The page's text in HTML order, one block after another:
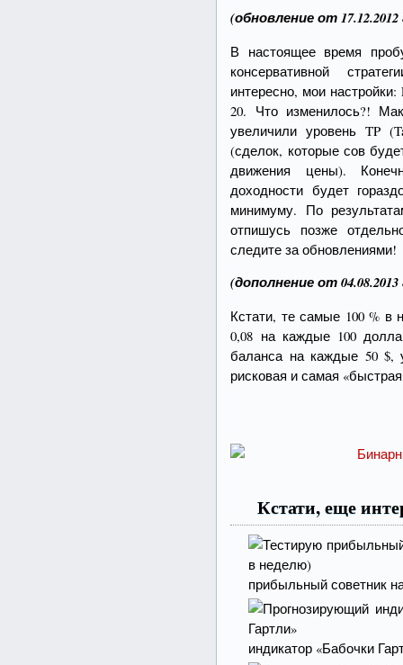
(обновление от
В настоящее время
консервативной
интересно, мои
20. Что изменилось?!
увеличили уровень TP
(сделок, которые сов
движения цены).
доходности будет
минимуму. По
отпишусь позже
следите за обновлениями!
(дополнение от
Кстати, те самые 100 % в
0,08 на каждые 100
баланса на каждые 50 $,
рисковая и самая
Кстати, еще
прибыльный советник
индикатор «Бабочки